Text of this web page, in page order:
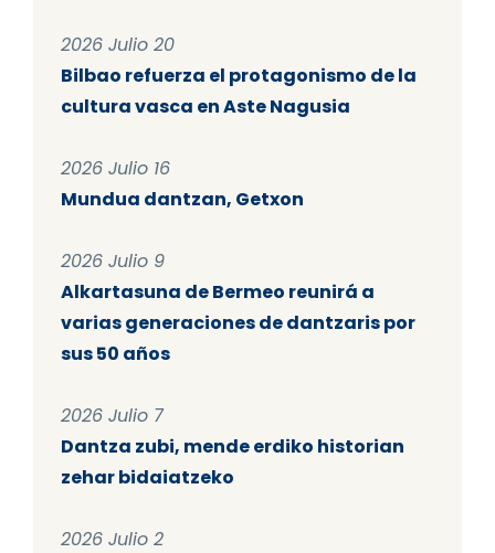
2026 Julio 20
Bilbao refuerza el protagonismo de la
cultura vasca en Aste Nagusia
2026 Julio 16
Mundua dantzan, Getxon
2026 Julio 9
Alkartasuna de Bermeo reunirá a
varias generaciones de dantzaris por
sus 50 años
2026 Julio 7
Dantza zubi, mende erdiko historian
zehar bidaiatzeko
2026 Julio 2